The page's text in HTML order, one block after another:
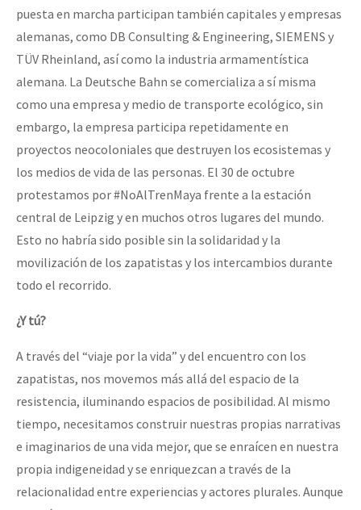
puesta en marcha participan también capitales y empresas
alemanas, como DB Consulting & Engineering, SIEMENS y
TÜV Rheinland, así como la industria armamentística
alemana. La Deutsche Bahn se comercializa a sí misma
como una empresa y medio de transporte ecológico, sin
embargo, la empresa participa repetidamente en
proyectos neocoloniales que destruyen los ecosistemas y
los medios de vida de las personas. El 30 de octubre
protestamos por #NoAlTrenMaya frente a la estación
central de Leipzig y en muchos otros lugares del mundo.
Esto no habría sido posible sin la solidaridad y la
movilización de los zapatistas y los intercambios durante
todo el recorrido.
¿Y tú?
A través del “viaje por la vida” y del encuentro con los
zapatistas, nos movemos más allá del espacio de la
resistencia, iluminando espacios de posibilidad. Al mismo
tiempo, necesitamos construir nuestras propias narrativas
e imaginarios de una vida mejor, que se enraícen en nuestra
propia indigeneidad y se enriquezcan a través de la
relacionalidad entre experiencias y actores plurales. Aunque